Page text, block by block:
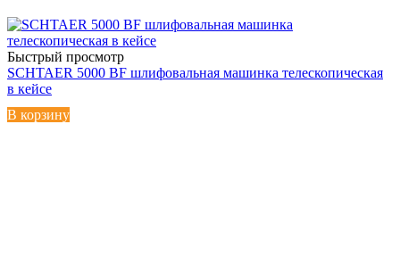
Быстрый просмотр
SCHTAER 5000 BF шлифовальная машинка телескопическая
в кейсе
В корзину